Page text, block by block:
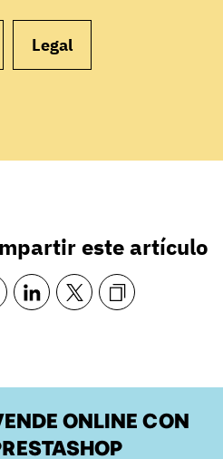
Legal
este artículo
ONLINE CON